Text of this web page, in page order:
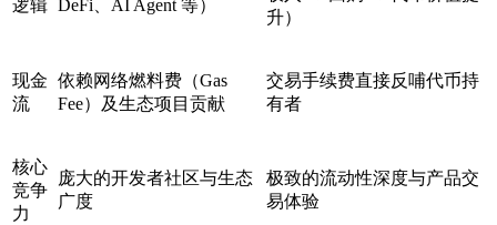
逻辑 DeFi、AI Agent 等）
升）
现金
流
依赖网络燃料费（Gas
Fee）及生态项目贡献
交易手续费直接反哺代币持
有者
核心
竞争
力
庞大的开发者社区与生态
广度
极致的流动性深度与产品交
易体验